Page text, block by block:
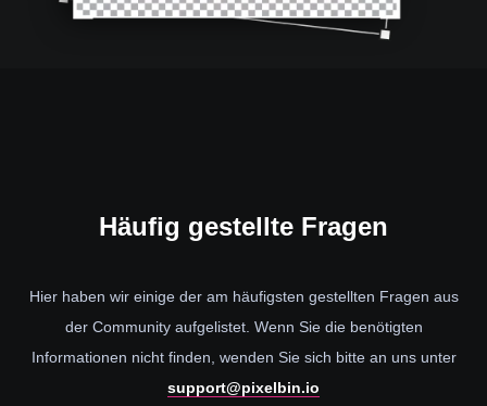
Häufig gestellte Fragen
Hier haben wir einige der am häufigsten gestellten Fragen aus
der Community aufgelistet. Wenn Sie die benötigten
Informationen nicht finden, wenden Sie sich bitte an uns unter
support@pixelbin.io